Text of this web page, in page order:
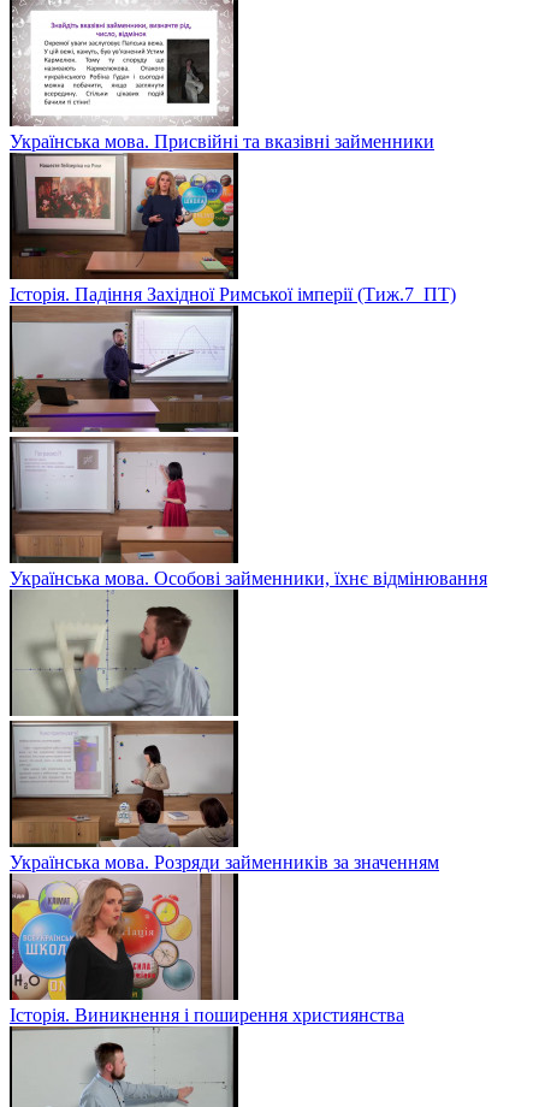
Українська мова. Присвійні та вказівні займенники
Історія. Падіння Західної Римської імперії (Тиж.7_ПТ)
Українська мова. Особові займенники, їхнє відмінювання
Українська мова. Розряди займенників за значенням
Історія. Виникнення і поширення християнства